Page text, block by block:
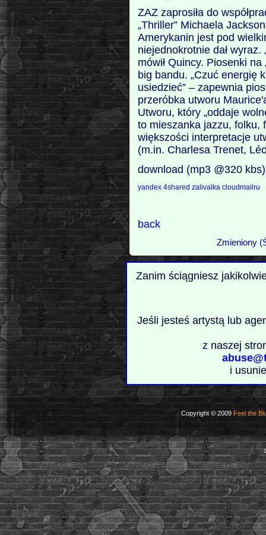
ZAZ zaprosiła do
„Thriller” Michaela
Amerykanin jest pod
niejednokrotnie dał wyraz.
mówił Quincy. Piosenki
big bandu. „Czuć energię
usiedzieć” – zapewnia
przeróbka utworu
Utworu, który „oddaje
to mieszanka jazzu, folku,
większości interpretacje
(m.in. Charlesa Trenet,
download (mp3 @320
yandex4sharedzalivalkacloudmailru
back
Zmieniony
Zanim ściągniesz
Jeśli jesteś artystą lub
z naszej
i
Copyright © 2009 Feel the